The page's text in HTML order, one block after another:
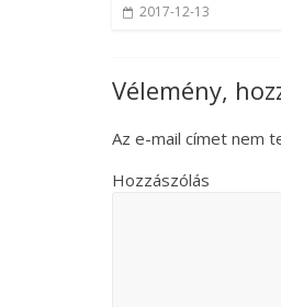
2017-12-13
Vélemény,
Az e-mail címet nem
Hozzászólás